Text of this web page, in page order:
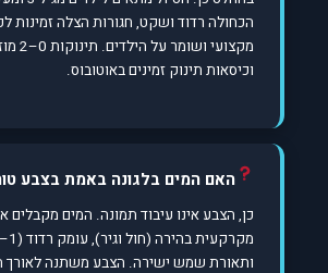
הכחולה רדוד ושקט, חגורות הצלה זמינות
מקצועי
וכיסאות תינוק זמינים באוטובוס.
האם המים בלגונה באמת בצבע
כן, הצבע אינו עיבוד תמונה. המים מקבלים
ותאורת שמש ישירה. הצבע משתנה לאורך